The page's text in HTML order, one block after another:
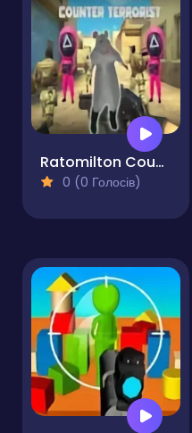
Ratomilton Counter Terrorist
0 (0 Голосів)